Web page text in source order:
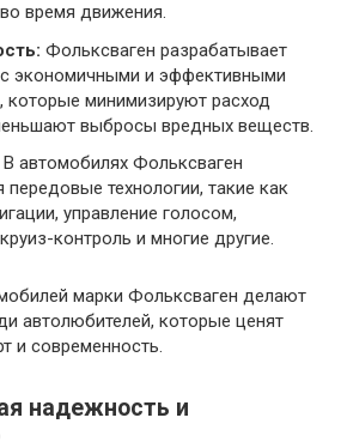
время движения.
Фольксваген разрабатывает
экономичными и эффективными
которые минимизируют расход
выбросы вредных веществ.
В автомобилях Фольксваген
передовые технологии, такие как
управление голосом,
контроль и многие другие.
марки Фольксваген делают
автолюбителей, которые ценят
и современность.
надежность и